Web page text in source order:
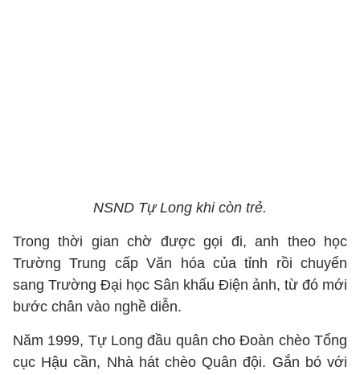
NSND Tự Long khi còn trẻ.
Trong thời gian chờ được gọi đi, anh theo học
Trường Trung cấp Văn hóa của tỉnh rồi chuyển
sang Trường Đại học Sân khấu Điện ảnh, từ đó mới
bước chân vào nghề diễn.
Năm 1999, Tự Long đầu quân cho Đoàn chèo Tổng
cục Hậu cần, Nhà hát chèo Quân đội. Gắn bó với